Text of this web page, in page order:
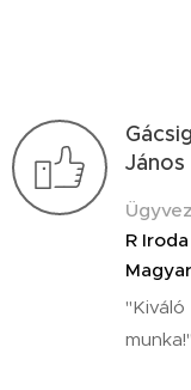
Gácsig
János
R Iroda
"Kiváló
munka!"